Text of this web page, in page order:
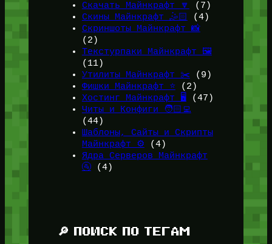
Скачать Майнкрафт 🔽
(7)
Скины Майнкрафт 🤹🏻
(4)
Скриншоты Майнкрафт 📸
(2)
Текстурпаки Майнкрафт 🖼️
(11)
Утилиты Майнкрафт ✂️ (9)
Фишки Майнкрафт ⭐(2)
Хостинг Майнкрафт 🖥️ (47)
Читы и Конфиги 🧑🏻‍💻
(44)
Шаблоны, Сайты и Скрипты
Майнкрафт ⚙️ (4)
Ядра Серверов Майнкрафт
🚰(4)
🔎 ПОИСК ПО ТЕГАМ